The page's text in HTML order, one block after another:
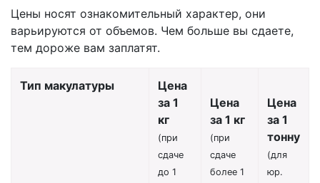
Цены носят ознакомительный характер, они
варьируются от объемов. Чем больше вы сдаете,
тем дороже вам заплатят.
Тип макулатуры
Цена
за 1
кг
(при
сдаче
до 1
Цена
за 1 кг
(при
сдаче
более 1
Цена
за 1
тонну
(для
юр.